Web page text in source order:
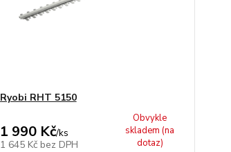
Ryobi RHT 5150
1 990 Kč/ks
1 645 Kč bez DPH
Obvykle
skladem (na
dotaz)